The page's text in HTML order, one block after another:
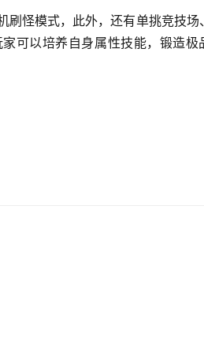
刷怪模式，此外，还有单挑竞技场
可以培养自身属性技能，锻造极